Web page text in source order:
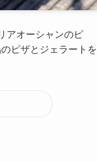
アオーシャンのピ
ピザとジェラートを